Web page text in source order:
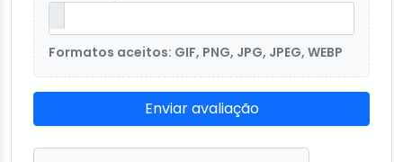
Formatos aceitos: GIF, PNG, JPG, JPEG, WEBP
Enviar avaliação